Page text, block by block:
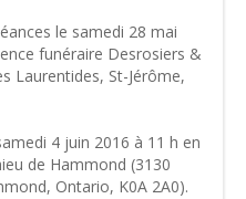
le samedi 28 mai
funéraire Desrosiers &
Laurentides, St-Jérôme,
4 juin 2016 à 11 h en
de Hammond (3130
Ontario, K0A 2A0).